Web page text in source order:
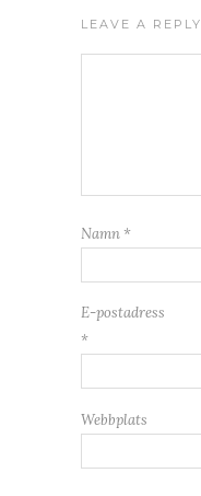
LEAVE A REPLY
Namn *
E-postadress
*
Webbplats